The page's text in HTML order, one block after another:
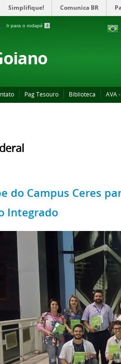
Simplifique! Comunica BR
Ir para o rodapé 4
Pag Tesouro Biblioteca AVA
do Campus Ceres
Integrado